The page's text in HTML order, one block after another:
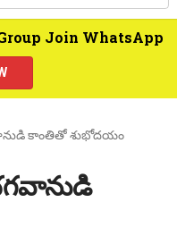
Join WhatsApp
కాంతితో శుభోదయం